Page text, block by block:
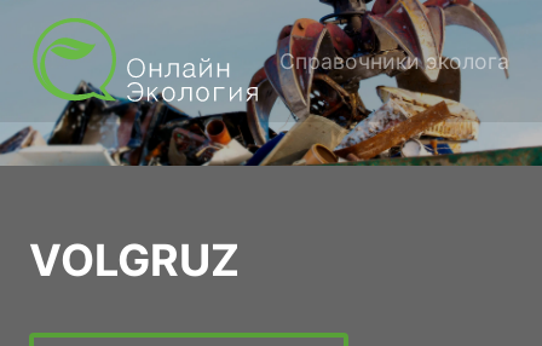
Справочники эколога
VOLGRUZ